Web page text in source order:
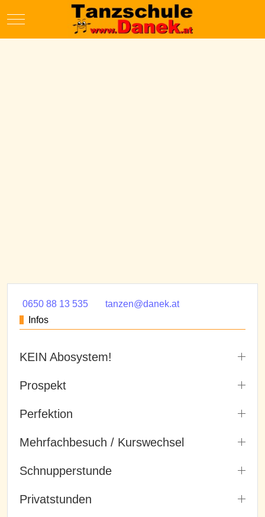
Mobile Menu Toggle
0650 88 13 535
tanzen@danek.at
Infos
KEIN Abosystem!
Prospekt
Perfektion
Mehrfachbesuch / Kurswechsel
Schnupperstunde
Privatstunden